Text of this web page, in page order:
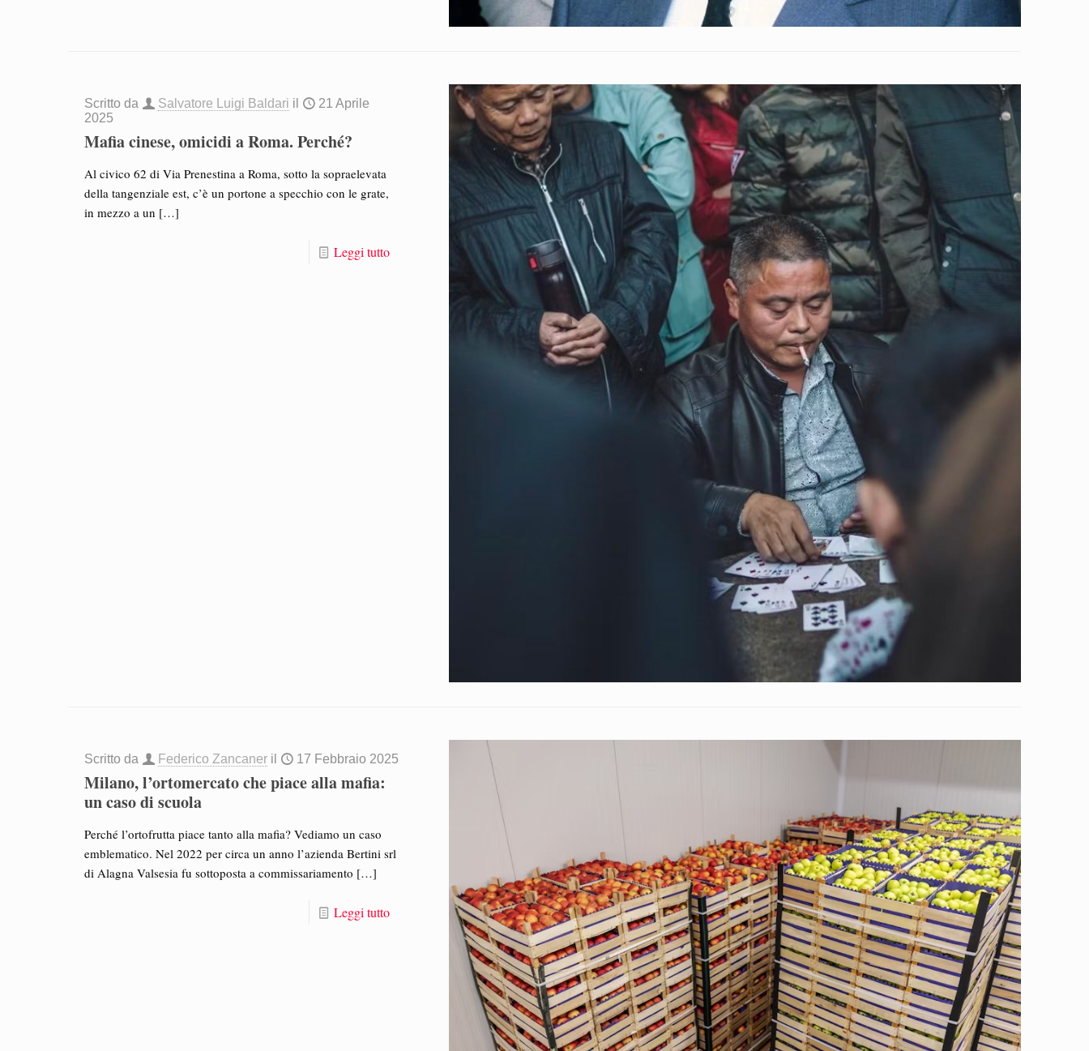
Scritto da Salvatore Luigi Baldari il
21 Aprile
2025
Mafia cinese, omicidi a Roma. Perché?
Al civico 62 di Via Prenestina a Roma, sotto la sopraelevata
della tangenziale est, c’è un portone a specchio con le grate,
in mezzo a un […]
Leggi tutto
Scritto da Federico Zancaner il 17 Febbraio 2025
Milano, l’ortomercato che piace alla mafia:
un caso di scuola
Perché l’ortofrutta piace tanto alla mafia? Vediamo un caso
emblematico. Nel 2022 per circa un anno l’azienda Bertini srl
di Alagna Valsesia fu sottoposta a commissariamento […]
Leggi tutto